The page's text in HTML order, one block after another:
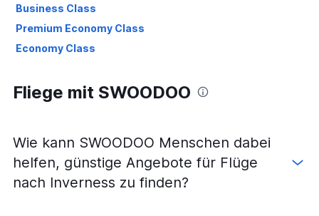
Business Class
Premium Economy Class
Economy Class
Fliege mit SWOODOO
Wie kann SWOODOO Menschen dabei
helfen, günstige Angebote für Flüge
nach Inverness zu finden?